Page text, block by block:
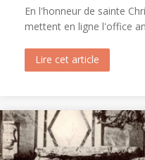
En l'honneur de sainte
mettent en ligne l'office
Lire cet article